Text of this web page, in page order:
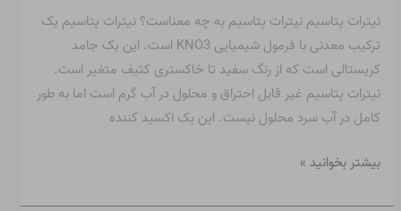
نیترات پتاسیم نیترات پتاسیم به چه معناست؟ نیترات پتاسیم یک
ترکیب معدنی با فرمول شیمیایی KNO3 است. این یک جامد
کریستالی است که از رنگ سفید تا خاکستری کثیف متغیر است.
نیترات پتاسیم غیر قابل احتراق و محلول در آب گرم است اما به طور
کامل در آب سرد محلول نیست. این یک اکسید کننده
بیشتر بخوانید »